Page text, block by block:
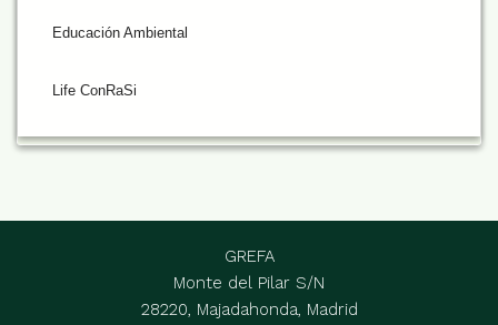
Educación Ambiental
Life ConRaSi
GREFA
Monte del Pilar S/N
28220, Majadahonda, Madrid